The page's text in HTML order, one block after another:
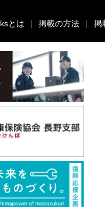
とは ｜ 掲載の方法 ｜ 掲
Nagano ebooksとは
サイトマップ お問い合わせ
セキュリティポリシー